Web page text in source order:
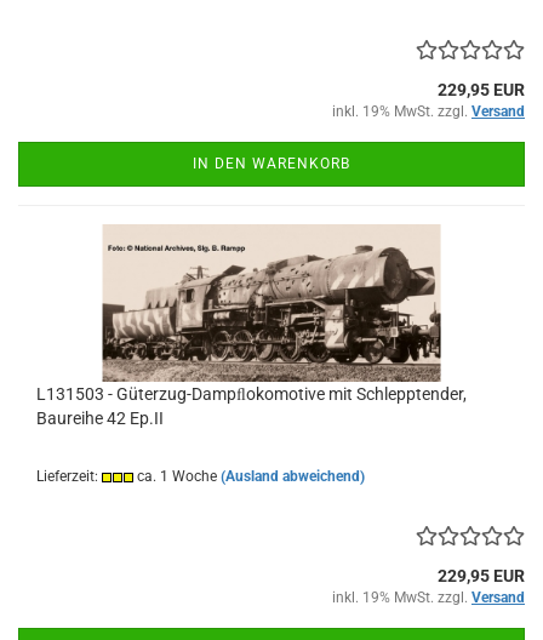
229,95 EUR
inkl. 19% MwSt. zzgl. Versand
IN DEN WARENKORB
L131503 - Güterzug-Dampﬂokomotive mit Schlepptender,
Baureihe 42 Ep.II
Lieferzeit: ca. 1 Woche (Ausland abweichend)
229,95 EUR
inkl. 19% MwSt. zzgl. Versand